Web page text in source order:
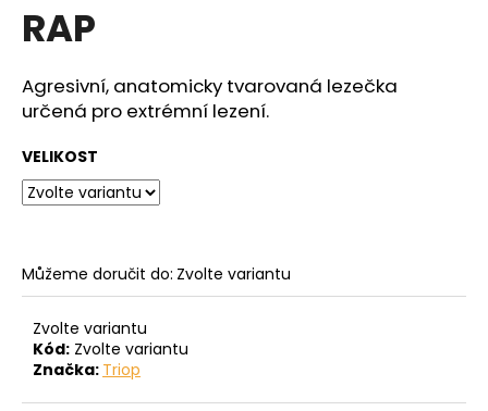
produktu
je
z
5
hvězdiček.
RAP
Agresivní, anatomicky tvarovaná lezečka
určená pro extrémní lezení.
VELIKOST
Můžeme doručit do: Zvolte variantu
Zvolte variantu
Kód: Zvolte variantu
Značka: Triop
D
p
o
u
č
u
e
m